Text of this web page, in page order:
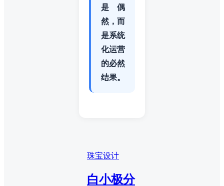
是偶
然，而
是系统
化运营
的必然
结果。
珠宝设计
白小极分